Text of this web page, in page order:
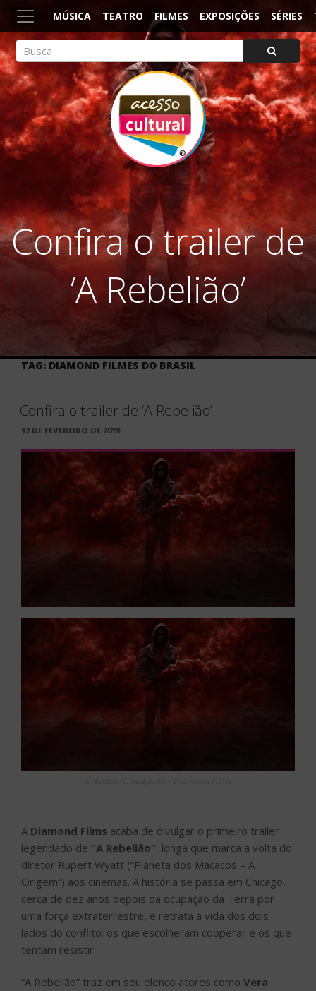
MÚSICA TEATRO FILMES EXPOSIÇÕES SÉRIES
ACESSO CULTURAL
Arte, Cultura Pop e Entretenimento
Confira o trailer de
‘A Rebelião’
TAG: DIAMOND FILMES DO BRASIL
Confira o trailer de ‘A Rebelião’
PUBLICADO
12 DE FEVEREIRO DE 2019
A Diamond Films acaba de divulgar o primeiro trailer
legendado de “A Rebelião”, longa que marca a volta do
diretor Rupert Wyatt (“Planeta dos Macacos – A
Origem”) aos cinemas. A história se passa em Chicago,
cerca de dez anos depois da ocupação da Terra por
uma força extraterrestre, e retrata a vida dos dois
lados do conflito: os que escolheram cooperar e os que
tentam resistir.
“A Rebelião” traz em seu elenco atores como Vera